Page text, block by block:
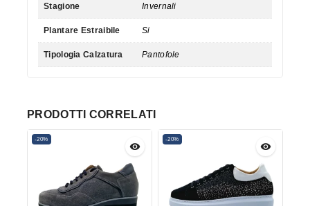
Stagione Invernali
Plantare Estraibile Si
Tipologia Calzatura Pantofole
PRODOTTI CORRELATI
-20% -20%